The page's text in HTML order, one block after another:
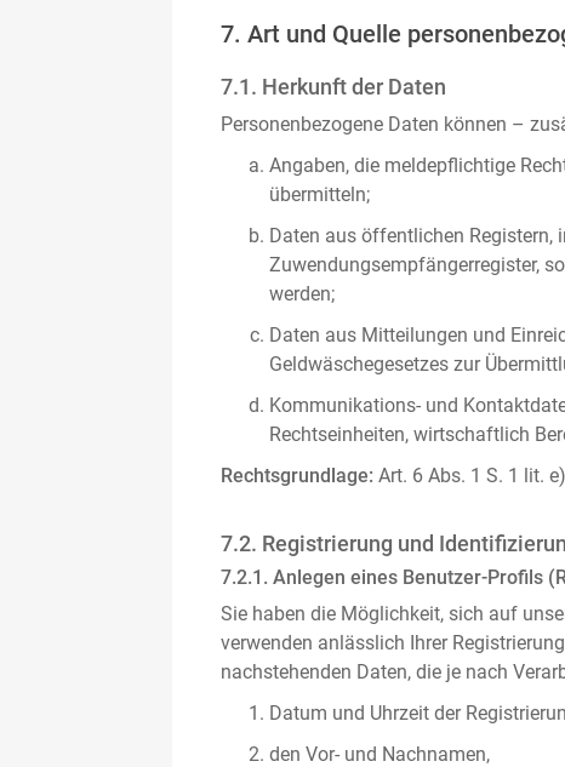
7. Art und Quelle
7.1. Herkunft der Daten
Personenbezogene Daten können –
Angaben, die meldepflichtige
übermitteln;
Daten aus öffentlichen Registern,
Zuwendungsempfängerregister,
werden;
Daten aus Mitteilungen und
Geldwäschegesetzes zur
Kommunikations- und
Rechtseinheiten, wirtschaftlich
Rechtsgrundlage: Art. 6 Abs. 1 S. 1 lit.
7.2. Registrierung und
7.2.1. Anlegen eines Benutzer-Profils
Sie haben die Möglichkeit, sich auf
verwenden anlässlich Ihrer
nachstehenden Daten, die je nach
Datum und Uhrzeit der
den Vor- und Nachnamen,